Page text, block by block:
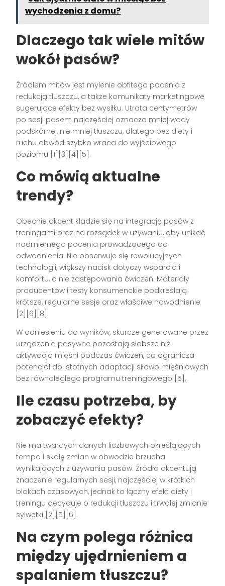
wychodzenia z domu?
Dlaczego tak wiele mitów
wokół pasów?
Źródłem mitów jest mylenie obfitego pocenia z
redukcją tłuszczu, a także komunikaty marketingowe
sugerujące efekty bez wysiłku. Utrata centymetrów
po sesji pasem najczęściej oznacza mniej wody
podskórnej, nie mniej tłuszczu, dlatego bez diety i
ruchu obwód szybko wraca do wyjściowego
poziomu [1][3][4][5].
Co mówią aktualne
trendy?
Obecnie akcent kładzie się na integrację pasów z
treningami oraz na rozsądek w używaniu, aby unikać
nadmiernego pocenia prowadzącego do
odwodnienia. Nie obserwuje się rewolucyjnych
technologii, większy nacisk dotyczy wsparcia i
komfortu, a nie zastępowania ćwiczeń. Materiały
producentów i testy konsumenckie podkreślają
krótsze, regularne sesje oraz właściwe nawodnienie
[2][6][8].
W odniesieniu do wyników, skurcze generowane przez
urządzenia pasywne pozostają słabsze niż
aktywacja mięśni podczas ćwiczeń, co ogranicza
potencjał do istotnych adaptacji siłowo mięśniowych
bez równoległego programu treningowego [5].
Ile czasu potrzeba, by
zobaczyć efekty?
Nie ma twardych danych liczbowych określających
tempo i skalę zmian w obwodzie brzucha
wynikających z używania pasów. Źródła akcentują
znaczenie regularnych sesji, najczęściej w krótkich
blokach czasowych, jednak to łączny efekt diety i
treningu decyduje o redukcji tłuszczu i trwałej zmianie
sylwetki [2][5][6].
Na czym polega różnica
między ujędrnieniem a
spalaniem tłuszczu?